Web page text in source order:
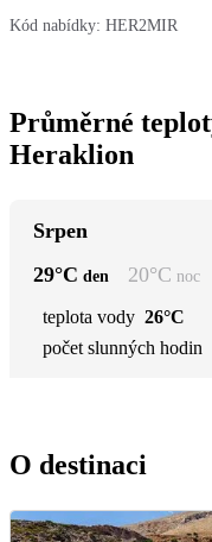
Kód nabídky: HER2MIR
Průměrné
Heraklion
Srpen
29°C den 20°C noc
teplota vody 26°C
počet slunných hodin
O destinaci